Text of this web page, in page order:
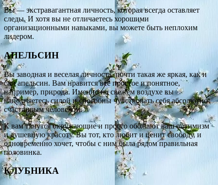
Вы — экстравагантная личность, которая всегда оставляет
следы. И хотя вы не отличаетесь хорошими
организационными навыками, вы можете быть неплохим
лидером.
АПЕЛЬСИН
Вы заводная и веселая личность, почти такая же яркая, как и
сам апельсин. Вам нравится всё простое и понятное,
например, природа. Именно на свежем воздухе вы
наполняетесь силой и способны чувствовать себя абсолютно
счастливым человеком.
К вам тянутся окружающие и просто обожают ваш оптимизм
и душевную красоту. Вы тот, кто любит и ценит свободу, и
одновременно хочет, чтобы с ним была рядом правильная
половинка.
КЛУБНИКА